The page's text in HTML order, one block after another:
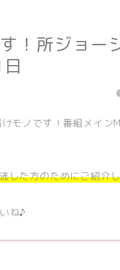
！所ジョー
モノです！ 番組メイン
した方のためにご紹介
ね♪